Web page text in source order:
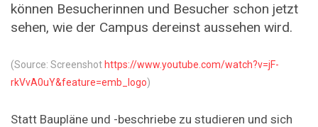
können Besucherinnen und Besucher schon jetzt
sehen, wie der Campus dereinst aussehen wird.
(Source: Screenshothttps://www.youtube.com/watch?v=jF-
rkVvA0uY&feature=emb_logo)
Statt Baupläne und -beschriebe zu studieren und sich